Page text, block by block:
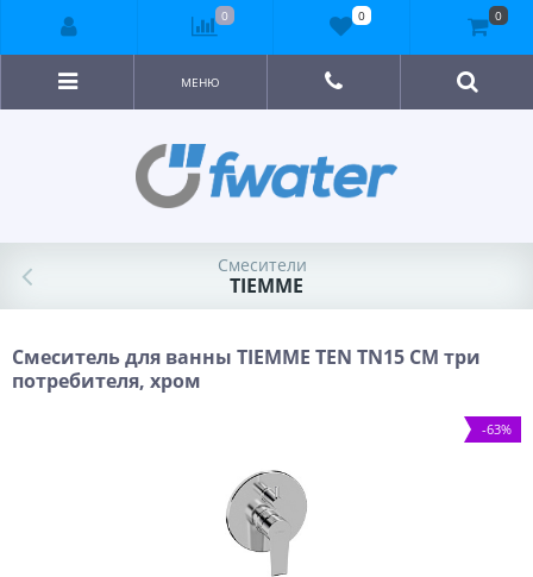
МЕНЮ
Смесители
TIEMME
Смеситель для ванны TIEMME TEN TN15 СМ три
потребителя, хром
-63%
0 0 0